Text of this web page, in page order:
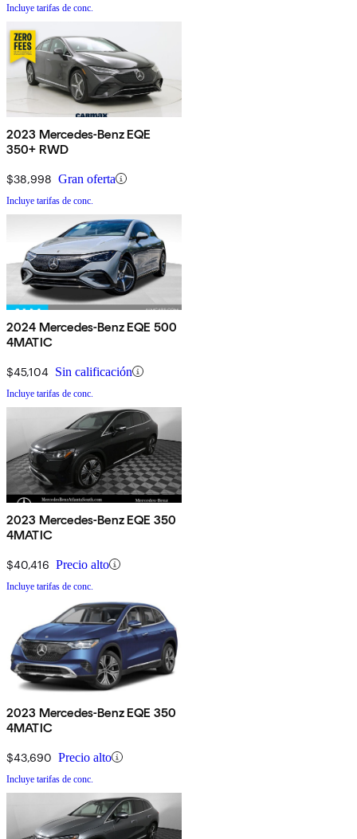
Incluye tarifas de conc.
2023 Mercedes-Benz EQE
350+ RWD
$38,998 Gran oferta
Incluye tarifas de conc.
2024 Mercedes-Benz EQE 500
4MATIC
$45,104 Sin calificación
Incluye tarifas de conc.
2023 Mercedes-Benz EQE 350
4MATIC
$40,416 Precio alto
Incluye tarifas de conc.
2023 Mercedes-Benz EQE 350
4MATIC
$43,690 Precio alto
Incluye tarifas de conc.